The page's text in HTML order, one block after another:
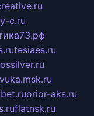
c.ru
tesiaes.ru
orior-aks.ru
flatnsk.ru